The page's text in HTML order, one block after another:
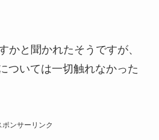
かと聞かれたそうですが、
ついては一切触れなかった
ポンサーリンク